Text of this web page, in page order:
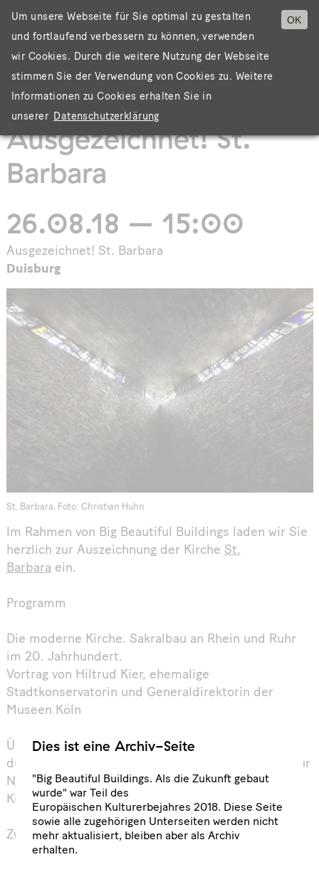
Ausgezeichnet! St.
Barbara
26.08.18 – 15:00
Ausgezeichnet! St. Barbara
Duisburg
St. Barbara, Foto: Christian Huhn
Im Rahmen von Big Beautiful Buildings laden wir Sie
herzlich zur Auszeichnung der Kirche St.
Barbara ein.
Programm
Die moderne Kirche. Sakralbau an Rhein und Ruhr
im 20. Jahrhundert.
Vortrag von Hiltrud Kier, ehemalige
Stadtkonservatorin und Generaldirektorin der
Museen Köln
Überreichung des Big Beautiful Building-Awards
durch Tim Rieniets, Geschäftsführer StadtBauKultur
NRW an Johannes Mehring, Pfarrer der
Kirchengemeinde St. Peter
Zwiegespräch mit Hiltrud Kier und Tim Rieniets
Dies ist eine Archiv-Seite
"Big Beautiful Buildings. Als die Zukunft gebaut
wurde" war Teil des
Europäischen Kulturerbejahres 2018. Diese Seite
sowie alle zugehörigen Unterseiten werden nicht
mehr aktualisiert, bleiben aber als Archiv
erhalten.
OK
Um unsere Webseite für Sie optimal zu gestalten
und fortlaufend verbessern zu können, verwenden
wir Cookies. Durch die weitere Nutzung der Webseite
stimmen Sie der Verwendung von Cookies zu. Weitere
Informationen zu Cookies erhalten Sie in
unserer Datenschutzerklärung